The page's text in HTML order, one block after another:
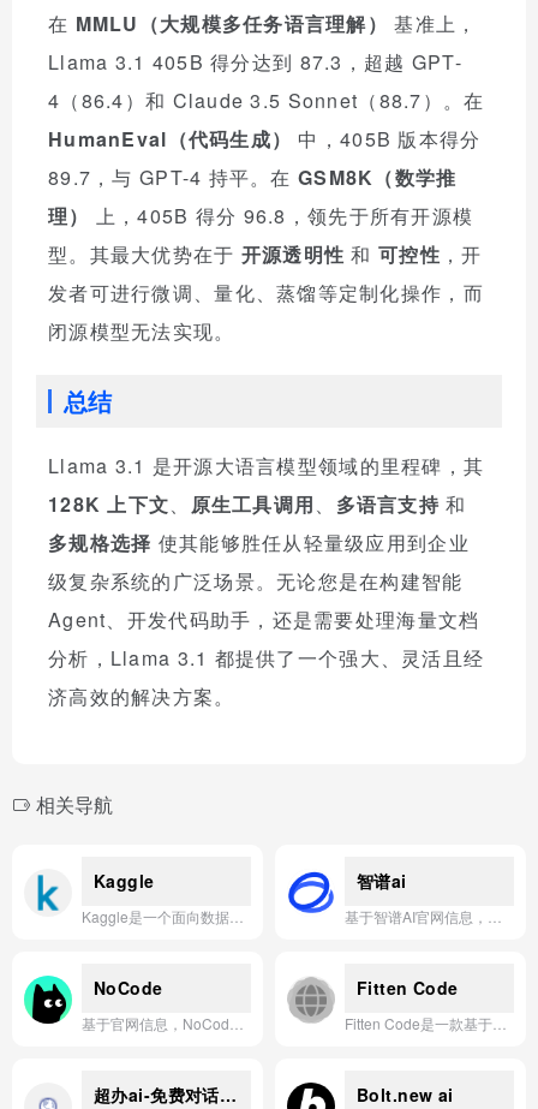
在 MMLU（大规模多任务语言理解）
基准上，
Llama 3.1 405B 得分达到 87.3，超越 GPT-
4（86.4）和 Claude 3.5 Sonnet（88.7）。在
HumanEval（代码生成）
中，405B 版本得分
89.7，与 GPT-4 持平。在GSM8K（数学推
理）
上，405B 得分 96.8，领先于所有开源模
型。其最大优势在于 开源透明性 和可控性 ，开
发者可进行微调、量化、蒸馏等定制化操作，而
闭源模型无法实现。
总结
Llama 3.1 是开源大语言模型领域的里程碑，其
128K 上下文、 原生工具调用、 多语言支持 和
多规格选择 使其能够胜任从轻量级应用到企业
级复杂系统的广泛场景。无论您是在构建智能
Agent、开发代码助手，还是需要处理海量文档
分析，Llama 3.1 都提供了一个强大、灵活且经
济高效的解决方案。
相关导航
Kaggle 智谱ai
NoCode Fitten Code
超办ai-免费对话,多模型 Bolt.new ai